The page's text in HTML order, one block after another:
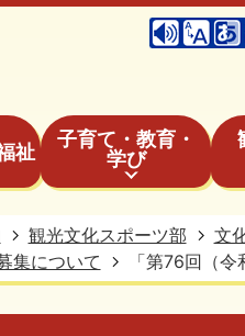
祉
子育て・教育・
学び
観光文化スポーツ部 文
集について
「第76回（